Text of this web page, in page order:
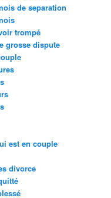
de separation
trompé
grosse dispute
est en couple
divorce